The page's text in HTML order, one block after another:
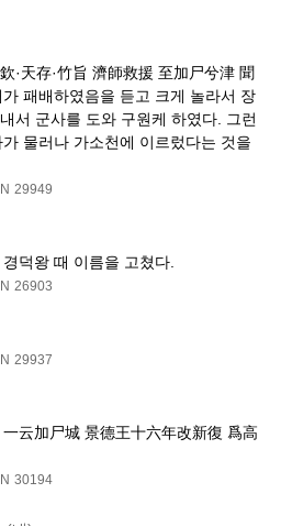
·天存·竹旨 濟師救援 至加尸兮津 聞
패배하였음을 듣고 크게 놀라서 장
서 군사를 도와 구원케 하였다. 그런
물러나 가소천에 이르렀다는 것을
29949
덕왕 때 이름을 고쳤다.
26903
29937
云加尸城 景德王十六年改新復 爲高
30194